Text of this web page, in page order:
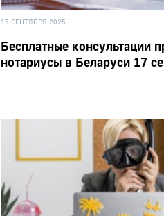
15 СЕНТЯБРЯ 2025
Бесплатные консультации
нотариусы в Беларуси 17